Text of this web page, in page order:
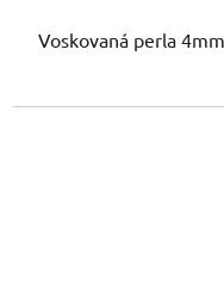
Voskovaná perla